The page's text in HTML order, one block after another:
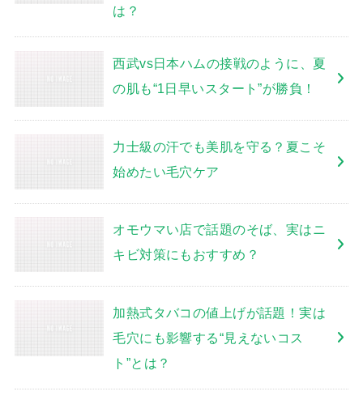
は？
西武vs日本ハムの接戦のように、夏
の肌も“1日早いスタート”が勝負！
力士級の汗でも美肌を守る？夏こそ
始めたい毛穴ケア
オモウマい店で話題のそば、実はニ
キビ対策にもおすすめ？
加熱式タバコの値上げが話題！実は
毛穴にも影響する“見えないコス
ト”とは？